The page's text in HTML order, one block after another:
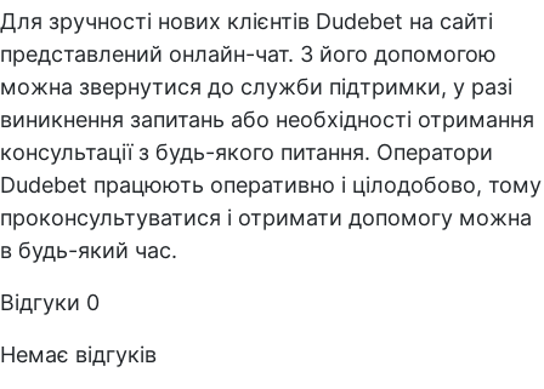
Для зручності нових клієнтів Dudebet на сайті
представлений онлайн-чат. З його допомогою
можна звернутися до служби підтримки, у разі
виникнення запитань або необхідності отримання
консультації з будь-якого питання. Оператори
Dudebet працюють оперативно і цілодобово, тому
проконсультуватися і отримати допомогу можна
в будь-який час.
Відгуки 0
Немає відгуків